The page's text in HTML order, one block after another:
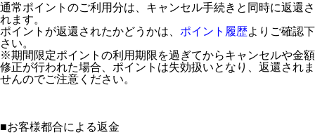
通常ポイントのご利用分は、キャンセル手続きと同時に返還さ
れます。
ポイントが返還されたかどうかは、 ポイント履歴よりご確認下
さい。
※期間限定ポイントの利用期限を過ぎてからキャンセルや金額
修正が行われた場合、ポイントは失効扱いとなり、返還されま
せんのでご注意ください。
■お客様都合による返金